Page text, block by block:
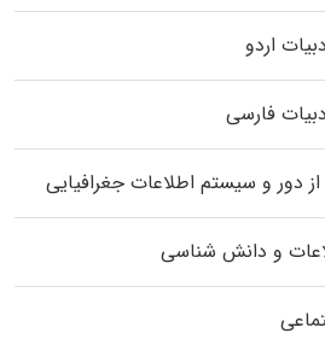
اردو
فارسی
دور و سیستم اطلاعات جغرافیایی
و دانش شناسی